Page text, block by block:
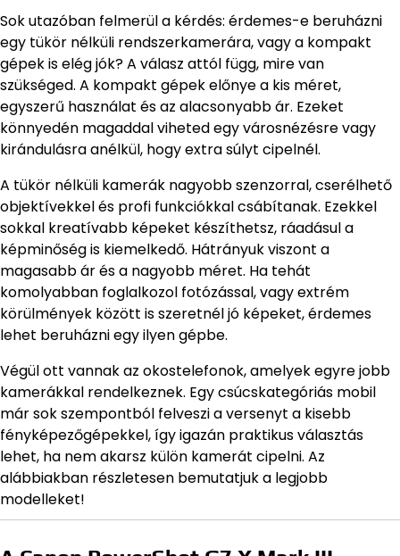
Sok utazóban felmerül a kérdés: érdemes-e beruházni
egy tükör nélküli rendszerkamerára, vagy a kompakt
gépek is elég jók? A válasz attól függ, mire van
szükséged. A kompakt gépek előnye a kis méret,
egyszerű használat és az alacsonyabb ár. Ezeket
könnyedén magaddal viheted egy városnézésre vagy
kirándulásra anélkül, hogy extra súlyt cipelnél.
A tükör nélküli kamerák nagyobb szenzorral, cserélhető
objektívekkel és profi funkciókkal csábítanak. Ezekkel
sokkal kreatívabb képeket készíthetsz, ráadásul a
képminőség is kiemelkedő. Hátrányuk viszont a
magasabb ár és a nagyobb méret. Ha tehát
komolyabban foglalkozol fotózással, vagy extrém
körülmények között is szeretnél jó képeket, érdemes
lehet beruházni egy ilyen gépbe.
Végül ott vannak az okostelefonok, amelyek egyre jobb
kamerákkal rendelkeznek. Egy csúcskategóriás mobil
már sok szempontból felveszi a versenyt a kisebb
fényképezőgépekkel, így igazán praktikus választás
lehet, ha nem akarsz külön kamerát cipelni. Az
alábbiakban részletesen bemutatjuk a legjobb
modelleket!